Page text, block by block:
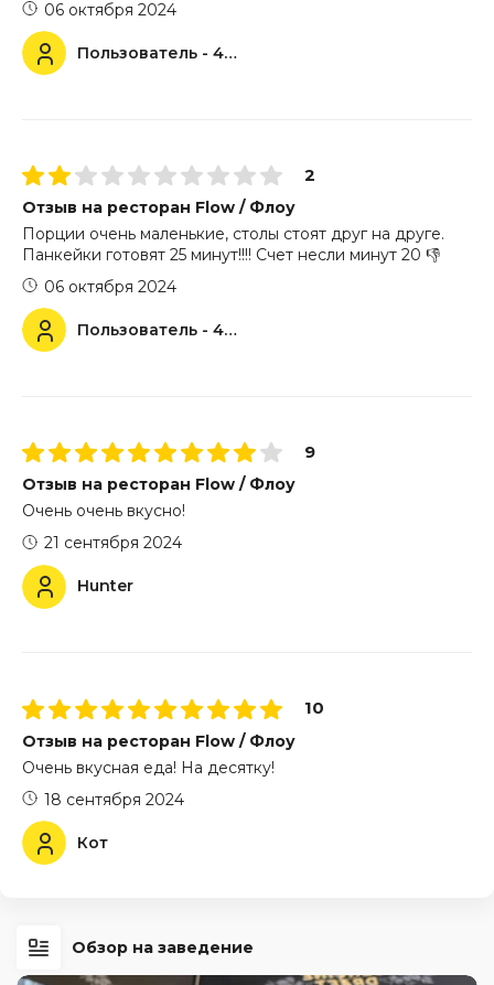
Пользователь - 44923
06 октября 2024
2
Отзыв на ресторан Flow / Флоу
Порции очень маленькие, столы стоят друг на друге.
Панкейки готовят 25 минут!!!! Счет несли минут 20 👎
Пользователь - 43993
06 октября 2024
9
Отзыв на ресторан Flow / Флоу
Очень очень вкусно!
Hunter
21 сентября 2024
10
Отзыв на ресторан Flow / Флоу
Очень вкусная еда! На десятку!
Кот
18 сентября 2024
Обзор на заведение